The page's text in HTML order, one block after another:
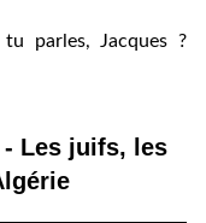
parles, Jacques ?
Les juifs, les